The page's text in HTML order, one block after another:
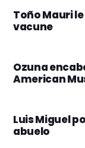
Toño Mauri
vacune
Ozuna
American
Luis Miguel
abuelo